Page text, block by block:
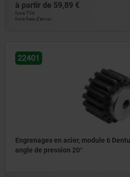
à partir de 59,89 €
hors TVA
hors frais d’envoi
22401
Engrenages en acier, module 6
angle de pression 20°